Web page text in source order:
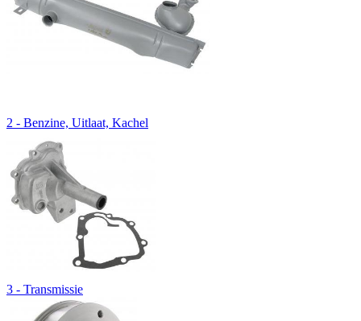
2 - Benzine, Uitlaat, Kachel
3 - Transmissie